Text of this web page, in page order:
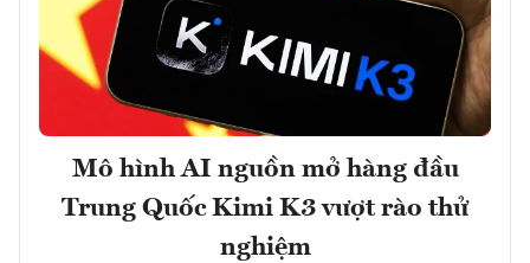
Mô hình AI nguồn mở hàng đầu
Trung Quốc Kimi K3 vượt rào thử
nghiệm